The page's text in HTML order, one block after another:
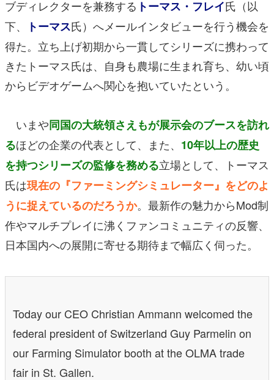
ブディレクターを兼務する トーマス・フレイ氏（以
下、
トーマス氏）へメールインタビューを行う機会を
得た。立ち上げ初期から一貫してシリーズに携わって
きたトーマス氏は、自身も農場に生まれ育ち、幼い頃
からビデオゲームへ関心を抱いていたという。
いまや同国の大統領さえもが展示会のブースを訪れ
るほどの企業の代表として、また、 10年以上の歴史
を持つシリーズの監修を務める立場として、トーマス
氏は現在の『ファーミングシミュレーター』をどのよ
うに捉えているのだろうか。最新作の魅力からMod制
作やマルチプレイに沸くファンコミュニティの反響、
日本国内への展開に寄せる期待まで幅広く伺った。
Today our CEO Christian Ammann welcomed the
federal president of Switzerland Guy Parmelin on
our Farming Simulator booth at the OLMA trade
fair in St. Gallen.